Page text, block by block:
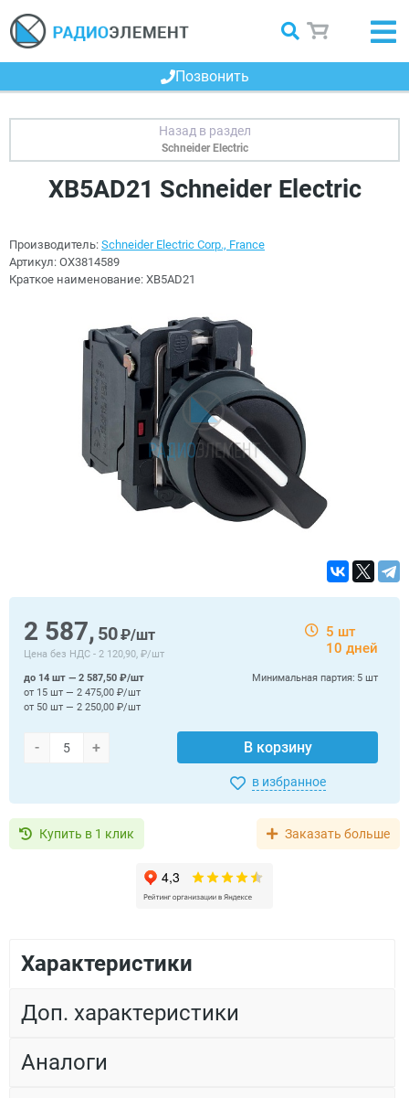
Позвонить
Schneider Electric
XB5AD21 Schneider Electric
Производитель: Schneider Electric Corp., France
Артикул: OX3814589
Краткое наименование: XB5AD21
2 587, 50₽/шт
Цена без НДС - 2 120,90, ₽/шт
5 шт
10 дней
- + В корзину
Минимальная партия: 5 шт
до 14 шт — 2 587,50 ₽/шт
от 15 шт — 2 475,00 ₽/шт
от 50 шт — 2 250,00 ₽/шт
в избранное
Купить в 1 клик Заказать больше
Характеристики
Доп. характеристики
Аналоги